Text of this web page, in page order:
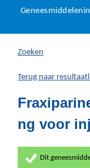
U
hier:
Zoeken
Terug naar
ng voor
Dit